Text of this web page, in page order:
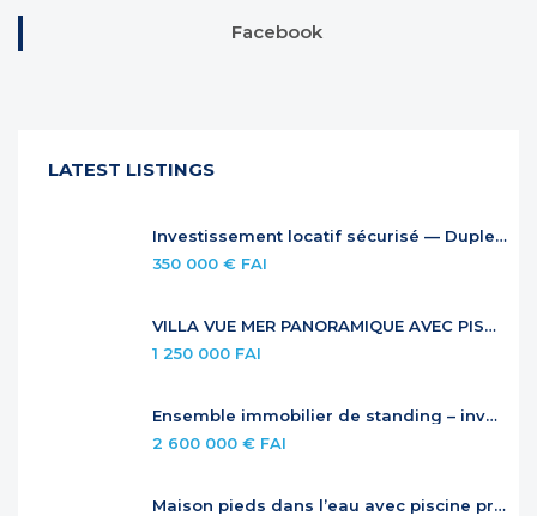
Facebook
LATEST LISTINGS
Investissement locatif sécurisé — Duplex à Anse Marcel
350 000 € FAI
VILLA VUE MER PANORAMIQUE AVEC PISCINE À DÉBORDEMENT
1 250 000 FAI
Ensemble immobilier de standing – investissement locatif premium
2 600 000 € FAI
Maison pieds dans l’eau avec piscine privée